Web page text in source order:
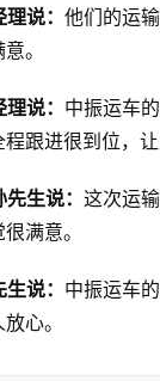
说： 他们的运
。
说： 中振运车
跟进很到位，让
生说：这次运
满意。
说： 中振运车
心。